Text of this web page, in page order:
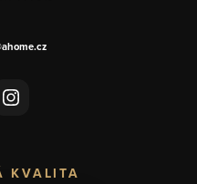
KVALITA